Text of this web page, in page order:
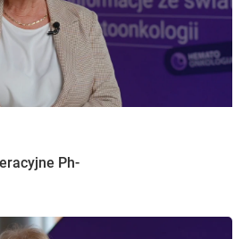
Ph-